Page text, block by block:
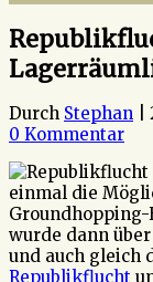
Durch Stephan
0 Kommentar
einmal die
wurde dann
und auch gleich
Republikflucht